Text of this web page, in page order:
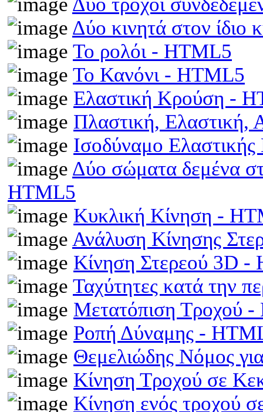
Δύο κινητά στον
Το ρολόι - HTML5
Το Κανόνι - HTML5
Ελαστική Κρούση -
Πλαστική,
Ισοδύναμο
Δύο σώματα δεμένα
HTML5
Κυκλική Κίνηση -
Ανάλυση Κίνησης
Κίνηση Στερεού 3D -
Ταχύτητες κατά την
Μετατόπιση Τροχού
Ροπή Δύναμης -
Θεμελιώδης Νόμος
Κίνηση Τροχού σε
Κίνηση ενός τροχού